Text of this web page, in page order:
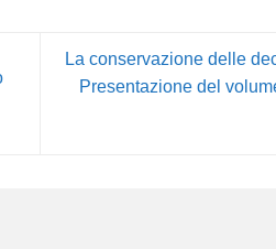
La conservazione delle
Presentazione del